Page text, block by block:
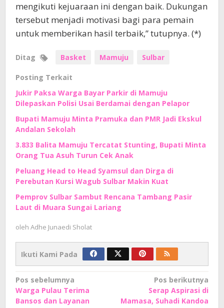
mengikuti kejuaraan ini dengan baik. Dukungan
tersebut menjadi motivasi bagi para pemain
untuk memberikan hasil terbaik,” tutupnya. (*)
Ditag Basket Mamuju Sulbar
Posting Terkait
Jukir Paksa Warga Bayar Parkir di Mamuju
Dilepaskan Polisi Usai Berdamai dengan Pelapor
Bupati Mamuju Minta Pramuka dan PMR Jadi Ekskul
Andalan Sekolah
3.833 Balita Mamuju Tercatat Stunting, Bupati Minta
Orang Tua Asuh Turun Cek Anak
Peluang Head to Head Syamsul dan Dirga di
Perebutan Kursi Wagub Sulbar Makin Kuat
Pemprov Sulbar Sambut Rencana Tambang Pasir
Laut di Muara Sungai Lariang
oleh Adhe Junaedi Sholat
Ikuti Kami Pada
Navigasi
pos
Pos sebelumnya
Warga Pulau Terima
Bansos dan Layanan
Pos berikutnya
Serap Aspirasi di
Mamasa, Suhadi Kandoa